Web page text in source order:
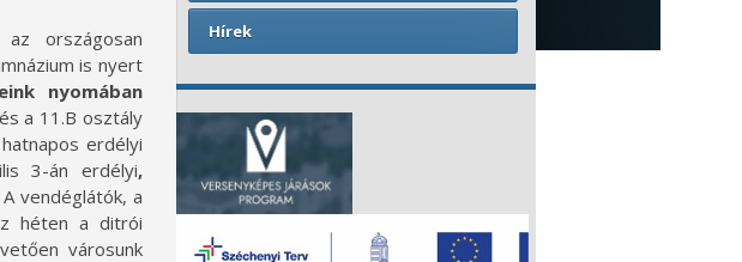
országosan
is nyert
nyomában
a 11.B osztály
erdélyi
3-án erdélyi,
vendéglátók, a
héten a ditrói
városunk
Hírek